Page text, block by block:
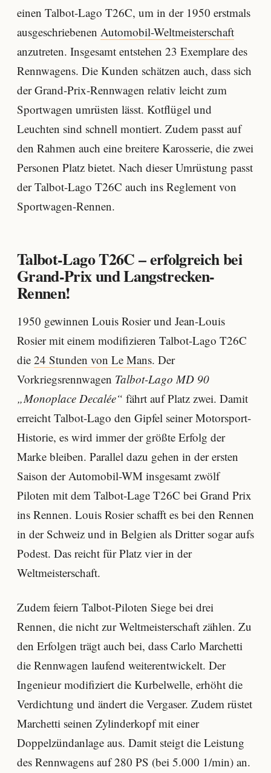
einen Talbot-Lago T26C, um in der 1950 erstmals
ausgeschriebenen Automobil-Weltmeisterschaft
anzutreten. Insgesamt entstehen 23 Exemplare des
Rennwagens. Die Kunden schätzen auch, dass sich
der Grand-Prix-Rennwagen relativ leicht zum
Sportwagen umrüsten lässt. Kotflügel und
Leuchten sind schnell montiert. Zudem passt auf
den Rahmen auch eine breitere Karosserie, die zwei
Personen Platz bietet. Nach dieser Umrüstung passt
der Talbot-Lago T26C auch ins Reglement von
Sportwagen-Rennen.
Talbot-Lago T26C – erfolgreich bei
Grand-Prix und Langstrecken-
Rennen!
1950 gewinnen Louis Rosier und Jean-Louis
Rosier mit einem modifizieren Talbot-Lago T26C
die 24 Stunden von Le Mans. Der
Vorkriegsrennwagen Talbot-Lago MD 90
„Monoplace Decalée“ fährt auf Platz zwei. Damit
erreicht Talbot-Lago den Gipfel seiner Motorsport-
Historie, es wird immer der größte Erfolg der
Marke bleiben. Parallel dazu gehen in der ersten
Saison der Automobil-WM insgesamt zwölf
Piloten mit dem Talbot-Lage T26C bei Grand Prix
ins Rennen. Louis Rosier schafft es bei den Rennen
in der Schweiz und in Belgien als Dritter sogar aufs
Podest. Das reicht für Platz vier in der
Weltmeisterschaft.
Zudem feiern Talbot-Piloten Siege bei drei
Rennen, die nicht zur Weltmeisterschaft zählen. Zu
den Erfolgen trägt auch bei, dass Carlo Marchetti
die Rennwagen laufend weiterentwickelt. Der
Ingenieur modifiziert die Kurbelwelle, erhöht die
Verdichtung und ändert die Vergaser. Zudem rüstet
Marchetti seinen Zylinderkopf mit einer
Doppelzündanlage aus. Damit steigt die Leistung
des Rennwagens auf 280 PS (bei 5.000 1/min) an.